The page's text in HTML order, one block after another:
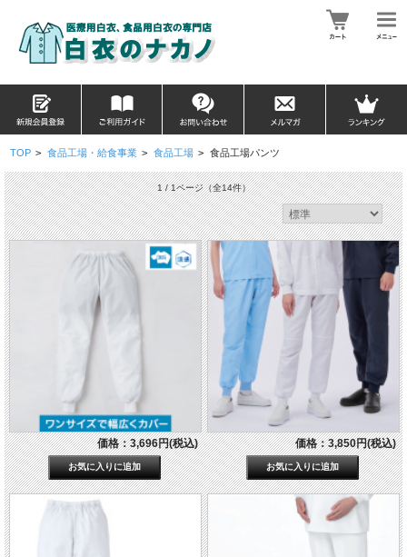
TOP > 食品工場・給食事業 > 食品工場 > 食品工場パンツ
1 / 1ページ（全14件）
価格：3,696円(税込) 価格：3,850円(税込)